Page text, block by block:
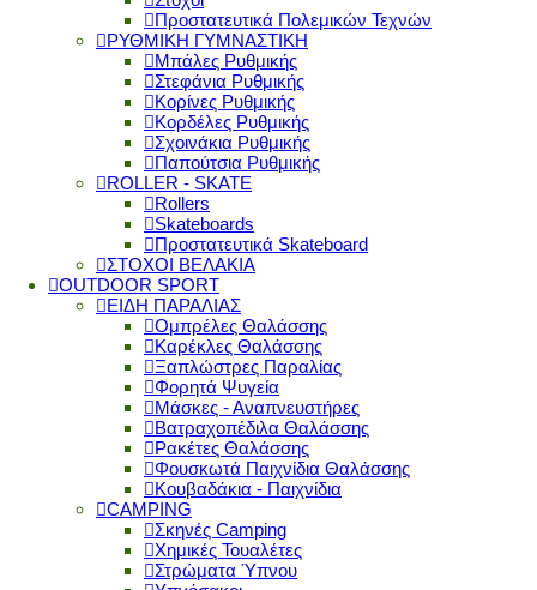
Προστατευτικά Πολεμικών Τεχνών
ΡΥΘΜΙΚΗ ΓΥΜΝΑΣΤΙΚΗ
Μπάλες Ρυθμικής
Στεφάνια Ρυθμικής
Κορίνες Ρυθμικής
Κορδέλες Ρυθμικής
Σχοινάκια Ρυθμικής
Παπούτσια Ρυθμικής
ROLLER - SKATE
Rollers
Skateboards
Προστατευτικά Skateboard
ΣΤΟΧΟΙ ΒΕΛΑΚΙΑ
OUTDOOR SPORT
ΕΙΔΗ ΠΑΡΑΛΙΑΣ
Ομπρέλες Θαλάσσης
Καρέκλες Θαλάσσης
Ξαπλώστρες Παραλίας
Φορητά Ψυγεία
Μάσκες - Αναπνευστήρες
Βατραχοπέδιλα Θαλάσσης
Ρακέτες Θαλάσσης
Φουσκωτά Παιχνίδια Θαλάσσης
Κουβαδάκια - Παιχνίδια
CAMPING
Σκηνές Camping
Χημικές Τουαλέτες
Στρώματα Ύπνου